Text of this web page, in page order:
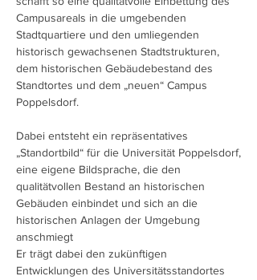
Campusareals in die umgebenden
Stadtquartiere und den umliegenden
historisch gewachsenen Stadtstrukturen,
dem historischen Gebäudebestand des
Standtortes und dem „neuen“ Campus
Poppelsdorf.
Dabei entsteht ein repräsentatives
„Standortbild“ für die Universität Poppelsdorf,
eine eigene Bildsprache, die den
qualitätvollen Bestand an historischen
Gebäuden einbindet und sich an die
historischen Anlagen der Umgebung
anschmiegt
Er trägt dabei den zukünftigen
Entwicklungen des Universitätsstandortes